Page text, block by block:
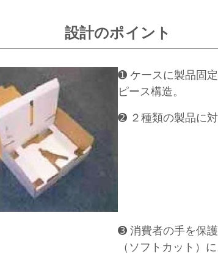
設計のポイント
➊ ケースに製品固
ピース構造。
➋ ２種類の製品に対
➌ 消費者の手を保
（ソフトカット）に